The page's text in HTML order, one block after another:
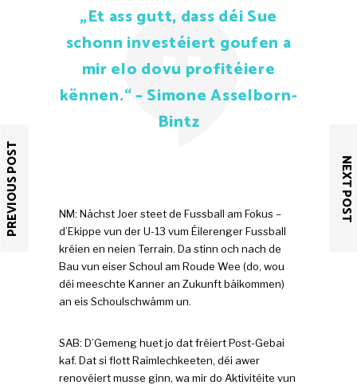
„Et ass gutt, dass déi Sue
schonn investéiert goufen a
mir elo dovu profitéiere
kënnen.“ – Simone Asselborn-
Bintz
NM: Nächst Joer steet de Fussball am Fokus –
d’Ekippe vun der U-13 vum Éilerenger Fussball
kréien en neien Terrain. Da stinn och nach de
Bau vun eiser Schoul am Roude Wee (do, wou
déi meeschte Kanner an Zukunft bäikommen)
an eis Schoulschwämm un.
SAB: D’Gemeng huet jo dat fréiert Post-Gebai
kaf. Dat si flott Raimlechkeeten, déi awer
renovéiert musse ginn, wa mir do Aktivitéite vun
PREVIOUS POST NEXT POST